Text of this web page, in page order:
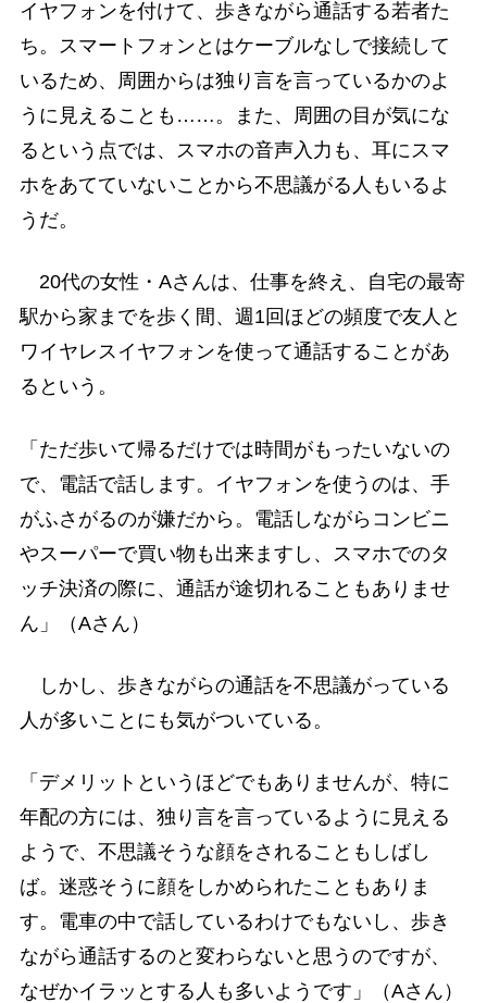
イヤフォンを付けて、歩きながら通話する若者た
ち。スマートフォンとはケーブルなしで接続して
いるため、周囲からは独り言を言っているかのよ
うに見えることも……。また、周囲の目が気にな
るという点では、スマホの音声入力も、耳にスマ
ホをあてていないことから不思議がる人もいるよ
うだ。
20代の女性・Aさんは、仕事を終え、自宅の最寄
駅から家までを歩く間、週1回ほどの頻度で友人と
ワイヤレスイヤフォンを使って通話することがあ
るという。
「ただ歩いて帰るだけでは時間がもったいないの
で、電話で話します。イヤフォンを使うのは、手
がふさがるのが嫌だから。電話しながらコンビニ
やスーパーで買い物も出来ますし、スマホでのタ
ッチ決済の際に、通話が途切れることもありませ
ん」（Aさん）
しかし、歩きながらの通話を不思議がっている
人が多いことにも気がついている。
「デメリットというほどでもありませんが、特に
年配の方には、独り言を言っているように見える
ようで、不思議そうな顔をされることもしばし
ば。迷惑そうに顔をしかめられたこともありま
す。電車の中で話しているわけでもないし、歩き
ながら通話するのと変わらないと思うのですが、
なぜかイラッとする人も多いようです」（Aさん）